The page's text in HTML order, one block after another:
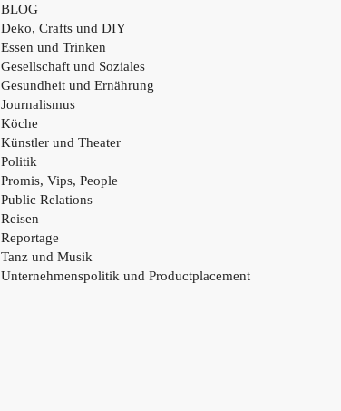
BLOG
Deko, Crafts und DIY
Essen und Trinken
Gesellschaft und Soziales
Gesundheit und Ernährung
Journalismus
Köche
Künstler und Theater
Politik
Promis, Vips, People
Public Relations
Reisen
Reportage
Tanz und Musik
Unternehmenspolitik und Productplacement